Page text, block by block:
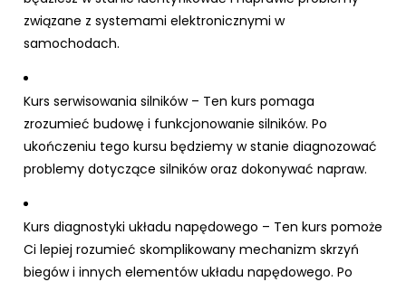
związane z systemami elektronicznymi w
samochodach.
Kurs serwisowania silników – Ten kurs pomaga
zrozumieć budowę i funkcjonowanie silników. Po
ukończeniu tego kursu będziemy w stanie diagnozować
problemy dotyczące silników oraz dokonywać napraw.
Kurs diagnostyki układu napędowego – Ten kurs pomoże
Ci lepiej rozumieć skomplikowany mechanizm skrzyń
biegów i innych elementów układu napędowego. Po